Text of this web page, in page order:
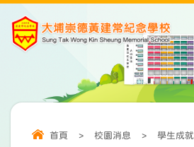
首頁 > 校園消息 > 學生成就